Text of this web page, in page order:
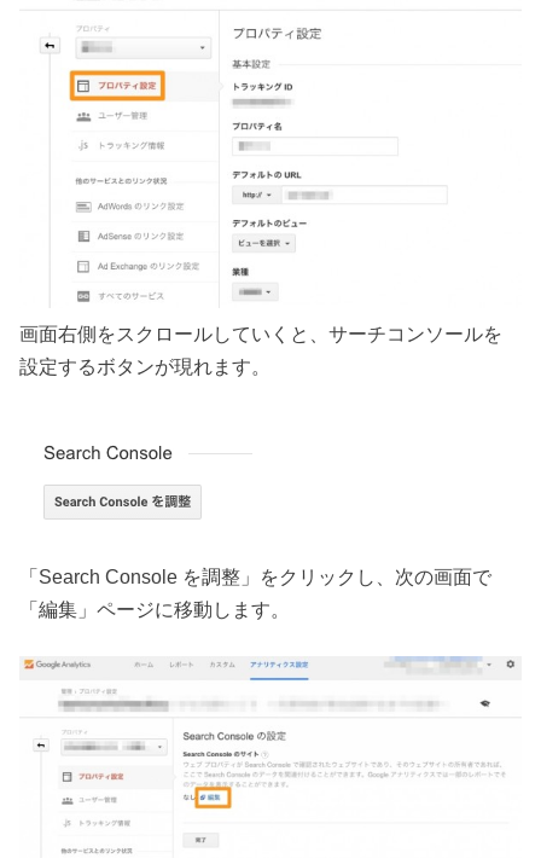
画面右側をスクロールしていくと、サーチコンソールを
設定するボタンが現れます。
「Search Console を調整」をクリックし、次の画面で
「編集」ページに移動します。